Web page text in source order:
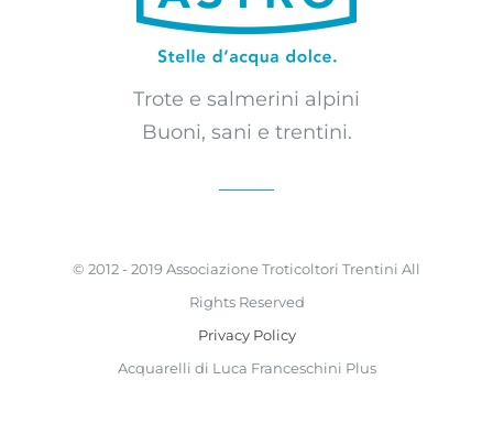
Trote e salmerini alpini
Buoni, sani e trentini.
© 2012 - 2019 Associazione Troticoltori Trentini All
Rights Reserved
Privacy Policy
Acquarelli di Luca Franceschini Plus